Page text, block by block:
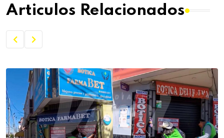
Articulos Relacionados